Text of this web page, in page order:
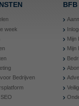
week
Bedrijven
BFB
Mijn
Mijn